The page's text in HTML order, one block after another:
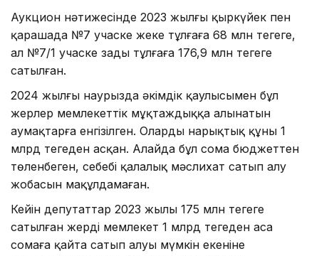
Аукцион нәтижесінде 2023 жылғы қыркүйек пен
қарашада №7 учаске жеке тұлғаға 68 млн теңгеге,
ал №7/1 учаске заңды тұлғаға 176,9 млн теңгеге
сатылған.
2024 жылғы наурызда әкімдік қаулысымен бұл
жерлер мемлекеттік мұқтаждыққа алынатын
аумақтарға енгізілген. Олардың нарықтық құны 1
млрд теңгеден асқан. Алайда бұл сома бюджеттен
төленбеген, себебі қалалық мәслихат сатып алу
жобасын мақұлдамаған.
Кейін депутаттар 2023 жылы 175 млн теңгеге
сатылған жерді мемлекет 1 млрд теңгеден аса
сомаға қайта сатып алуы мүмкін екеніне